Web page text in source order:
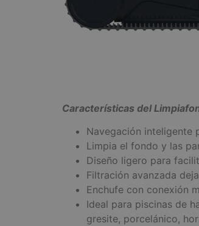
Características del
Navegación inteligente
Limpia el fondo y las
Diseño ligero para
Filtración avanzada
Enchufe con conexión
Ideal para piscinas de
gresite, porcelánico,